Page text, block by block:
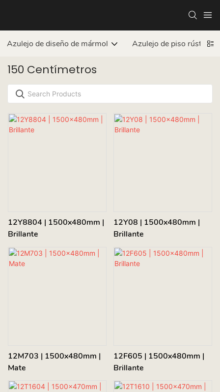
Azulejo de diseño de mármol Azulejo de piso rústico
150 Centímetros
12Y8804 | 1500x480mm |
Brillante
12Y08 | 1500x480mm |
Brillante
12M703 | 1500x480mm |
Mate
12F605 | 1500x480mm |
Brillante